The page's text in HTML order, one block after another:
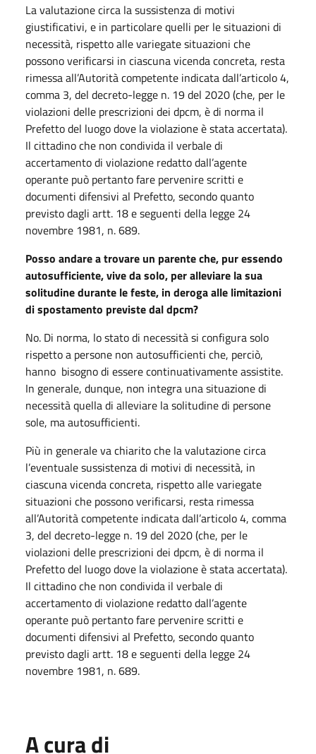
La valutazione circa la sussistenza di motivi
giustificativi, e in particolare quelli per le situazioni di
necessità, rispetto alle variegate situazioni che
possono verificarsi in ciascuna vicenda concreta, resta
rimessa all’Autorità competente indicata dall’articolo 4,
comma 3, del decreto-legge n. 19 del 2020 (che, per le
violazioni delle prescrizioni dei dpcm, è di norma il
Prefetto del luogo dove la violazione è stata accertata).
Il cittadino che non condivida il verbale di
accertamento di violazione redatto dall’agente
operante può pertanto fare pervenire scritti e
documenti difensivi al Prefetto, secondo quanto
previsto dagli artt. 18 e seguenti della legge 24
novembre 1981, n. 689.
Posso andare a trovare un parente che, pur essendo
autosufficiente, vive da solo, per alleviare la sua
solitudine durante le feste, in deroga alle limitazioni
di spostamento previste dal dpcm?
No. Di norma, lo stato di necessità si configura solo
rispetto a persone non autosufficienti che, perciò,
hanno bisogno di essere continuativamente assistite.
In generale, dunque, non integra una situazione di
necessità quella di alleviare la solitudine di persone
sole, ma autosufficienti.
Più in generale va chiarito che la valutazione circa
l’eventuale sussistenza di motivi di necessità, in
ciascuna vicenda concreta, rispetto alle variegate
situazioni che possono verificarsi, resta rimessa
all’Autorità competente indicata dall’articolo 4, comma
3, del decreto-legge n. 19 del 2020 (che, per le
violazioni delle prescrizioni dei dpcm, è di norma il
Prefetto del luogo dove la violazione è stata accertata).
Il cittadino che non condivida il verbale di
accertamento di violazione redatto dall’agente
operante può pertanto fare pervenire scritti e
documenti difensivi al Prefetto, secondo quanto
previsto dagli artt. 18 e seguenti della legge 24
novembre 1981, n. 689.
A cura di